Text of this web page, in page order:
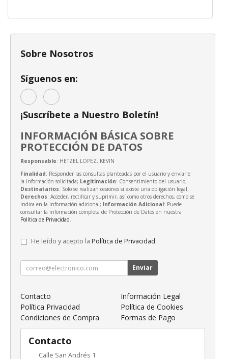
Sobre Nosotros
Síguenos en:
¡Suscríbete a Nuestro Boletín!
INFORMACIÓN BÁSICA SOBRE
PROTECCIÓN DE DATOS
Responsable: HETZEL LOPEZ, KEVIN
Finalidad: Responder las consultas planteadas por el usuario y enviarle
la información solicitada; Legitimación: Consentimiento del usuario;
Destinatarios: Solo se realizan cesiones si existe una obligación legal;
Derechos: Acceder, rectificar y suprimir, así como otros derechos, como se
indica en la información adicional; Información Adicional: Puede
consultar la información completa de Protección de Datos en nuestra
Política de Privacidad.
He leído y acepto la Política de Privacidad.
Enviar
Contacto
Información Legal
Política Privacidad
Política de Cookies
Condiciones de Compra
Formas de Pago
Contacto
Calle San Andrés 1